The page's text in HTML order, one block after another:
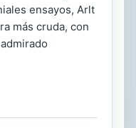
ensayos, Arlt
más cruda, con